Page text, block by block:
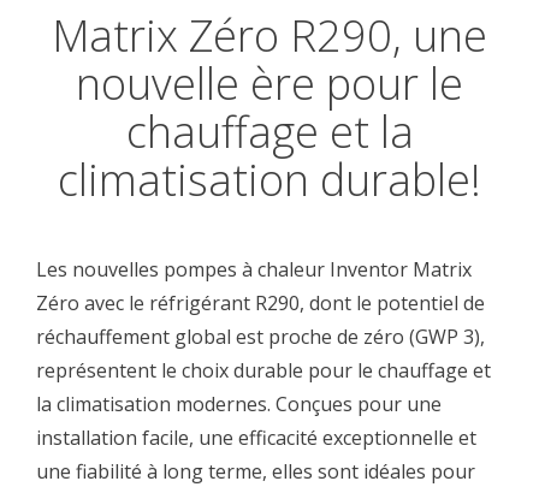
Matrix Zéro R290, une
nouvelle ère pour le
chauffage et la
climatisation durable!
Les nouvelles pompes à chaleur Inventor Matrix
Zéro avec le réfrigérant R290, dont le potentiel de
réchauffement global est proche de zéro (GWP 3),
représentent le choix durable pour le chauffage et
la climatisation modernes. Conçues pour une
installation facile, une efficacité exceptionnelle et
une fiabilité à long terme, elles sont idéales pour